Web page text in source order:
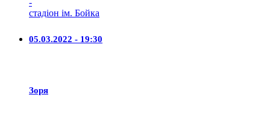
-
стадіон ім. Бойка
05.03.2022 - 19:30
Зоря